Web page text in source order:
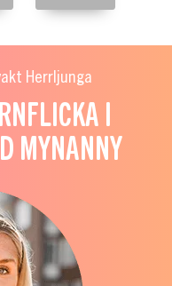
Herrljunga
I
MYNANNY